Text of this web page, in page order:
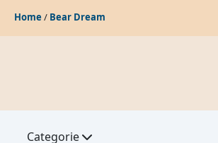
Home / Bear Dream
Categorie